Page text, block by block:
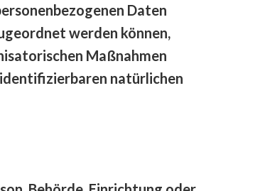
Daten
werden können,
Maßnahmen
natürlichen